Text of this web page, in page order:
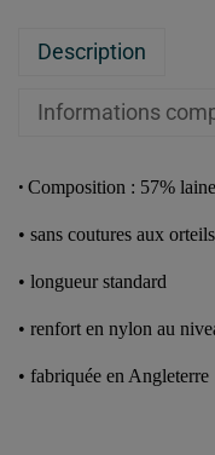
Description
Informations
• Composition : 57%
• sans coutures aux
• longueur standard
• renfort en nylon au
• fabriquée en Angleterre